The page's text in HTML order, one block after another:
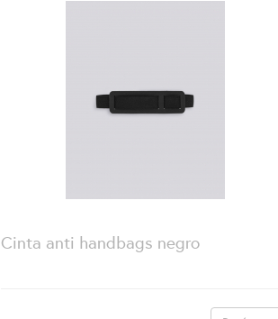
Cinta anti handbags negro